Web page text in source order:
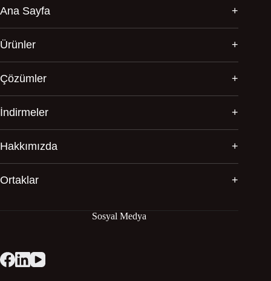
Ana Sayfa
Ürünler
Çözümler
İndirmeler
Hakkımızda
Ortaklar
Sosyal Medya